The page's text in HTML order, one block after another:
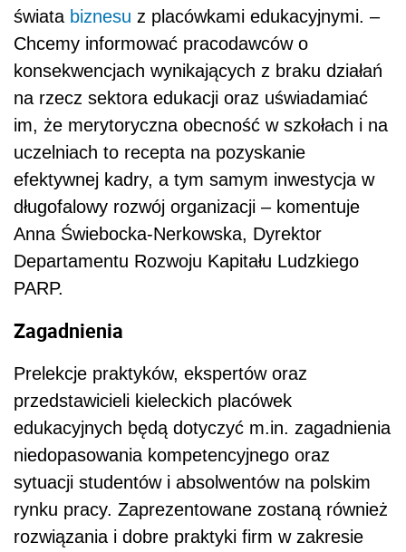
świata biznesu z placówkami edukacyjnymi. –
Chcemy informować pracodawców o
konsekwencjach wynikających z braku działań
na rzecz sektora edukacji oraz uświadamiać
im, że merytoryczna obecność w szkołach i na
uczelniach to recepta na pozyskanie
efektywnej kadry, a tym samym inwestycja w
długofalowy rozwój organizacji – komentuje
Anna Świebocka-Nerkowska, Dyrektor
Departamentu Rozwoju Kapitału Ludzkiego
PARP.
Zagadnienia
Prelekcje praktyków, ekspertów oraz
przedstawicieli kieleckich placówek
edukacyjnych będą dotyczyć m.in. zagadnienia
niedopasowania kompetencyjnego oraz
sytuacji studentów i absolwentów na polskim
rynku pracy. Zaprezentowane zostaną również
rozwiązania i dobre praktyki firm w zakresie